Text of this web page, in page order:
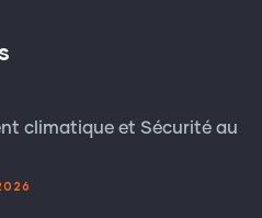
climatique et Sécurité au